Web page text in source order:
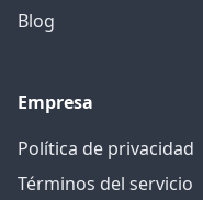
Blog
Empresa
Política de privacidad
Términos del servicio